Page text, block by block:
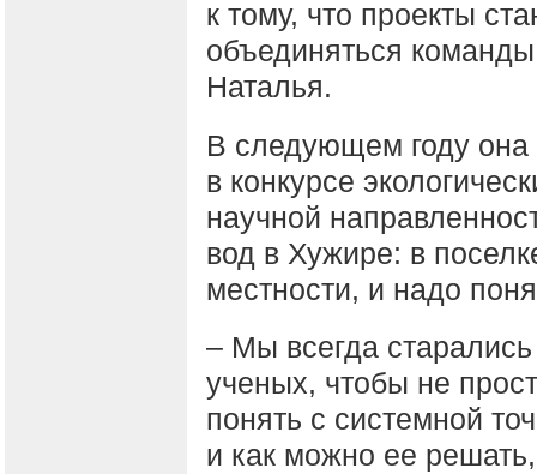
к тому, что проекты
объединяться
Наталья.
В следующем году она
в конкурсе
научной
вод в Хужире: в
местности, и надо
– Мы всегда
ученых, чтобы не
понять с системной
и как можно ее